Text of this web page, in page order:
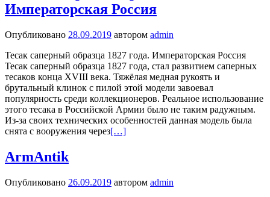
Императорская Россия
Опубликовано 28.09.2019 автором admin
Тесак саперный образца 1827 года. Императорская Россия
Тесак саперный образца 1827 года, стал развитием саперных
тесаков конца XVIII века. Тяжёлая медная рукоять и
брутальный клинок с пилой этой модели завоевал
популярность среди коллекционеров. Реальное использование
этого тесака в Российской Армии было не таким радужным.
Из-за своих технических особенностей данная модель была
снята с вооружения через[…]
ArmAntik
Опубликовано 26.09.2019 автором admin